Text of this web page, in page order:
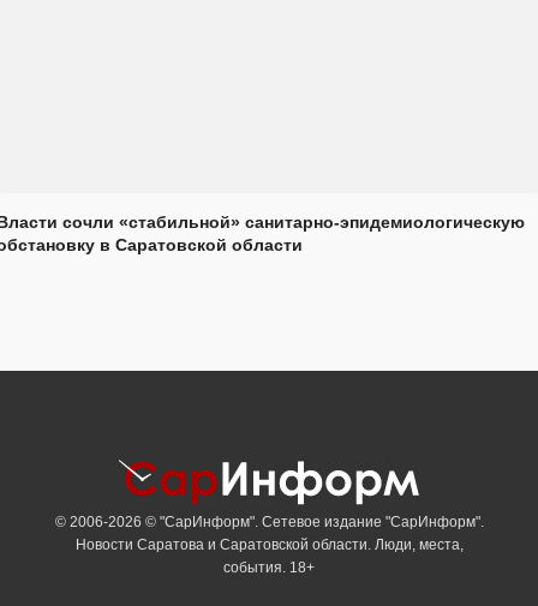
сочли «стабильной» санитарно-эпидемиологическую
в Саратовской области
© 2006-2026 © "СарИнформ". Сетевое издание "СарИнформ".
Новости Саратова и Саратовской области. Люди, места,
события. 18+